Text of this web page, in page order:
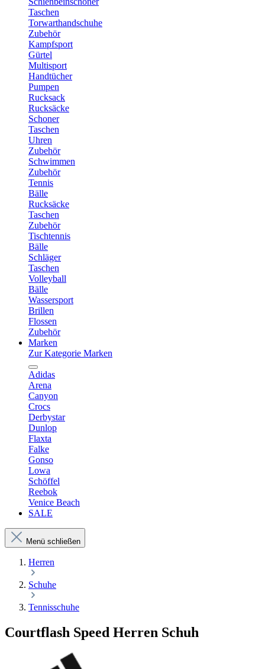
Taschen
Torwarthandschuhe
Zubehör
Kampfsport
Gürtel
Multisport
Handtücher
Pumpen
Rucksack
Rucksäcke
Schoner
Taschen
Uhren
Zubehör
Schwimmen
Zubehör
Tennis
Bälle
Rucksäcke
Taschen
Zubehör
Tischtennis
Bälle
Schläger
Taschen
Volleyball
Bälle
Wassersport
Brillen
Flossen
Zubehör
Marken
Zur Kategorie Marken
Adidas
Arena
Canyon
Crocs
Derbystar
Dunlop
Flaxta
Falke
Gonso
Lowa
Schöffel
Reebok
Venice Beach
SALE
Menü schließen
Herren
Schuhe
Tennisschuhe
Courtflash Speed Herren Schuh